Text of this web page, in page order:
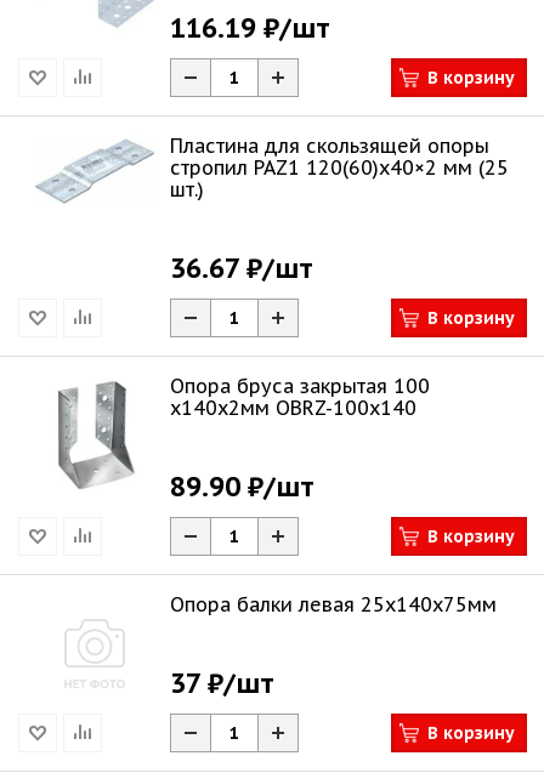
116.19 ₽/шт
В корзину
Пластина для скользящей опоры
стропил PAZ1 120(60)х40×2 мм (25
шт.)
36.67 ₽/шт
В корзину
Опора бруса закрытая 100
х140х2мм OBRZ-100x140
89.90 ₽/шт
В корзину
Опора балки левая 25х140х75мм
37 ₽/шт
В корзину